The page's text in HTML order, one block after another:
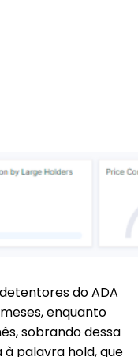
do ADA
enquanto
sobrando dessa
à palavra hold, que